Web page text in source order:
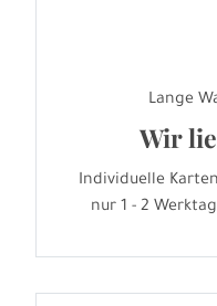
Lange
Wir
Individuelle
nur 1 - 2